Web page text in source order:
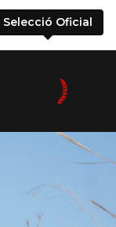
Selecció Oficial